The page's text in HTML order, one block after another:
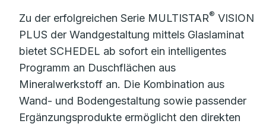
Zu der erfolgreichen Serie MULTISTAR® VISION
PLUS der Wandgestaltung mittels Glaslaminat
bietet SCHEDEL ab sofort ein intelligentes
Programm an Duschflächen aus
Mineralwerkstoff an. Die Kombination aus
Wand- und Bodengestaltung sowie passender
Ergänzungsprodukte ermöglicht den direkten